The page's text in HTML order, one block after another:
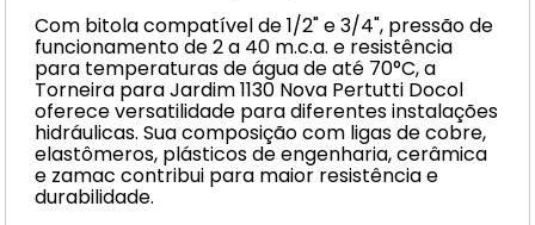
Com bitola compatível de 1/2" e 3/4", pressão de
funcionamento de 2 a 40 m.c.a. e resistência
para temperaturas de água de até 70°C, a
Torneira para Jardim 1130 Nova Pertutti Docol
oferece versatilidade para diferentes instalações
hidráulicas. Sua composição com ligas de cobre,
elastômeros, plásticos de engenharia, cerâmica
e zamac contribui para maior resistência e
durabilidade.